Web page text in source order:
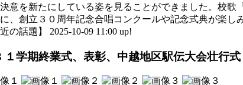
意を新たにしている姿を見ることができました。校
、創立３０周年記念合唱コンクールや記念式典が楽し
近の話題】 2025-10-09 11:00 up!
１学期終業式、表彰、中越地区駅伝大会壮行式